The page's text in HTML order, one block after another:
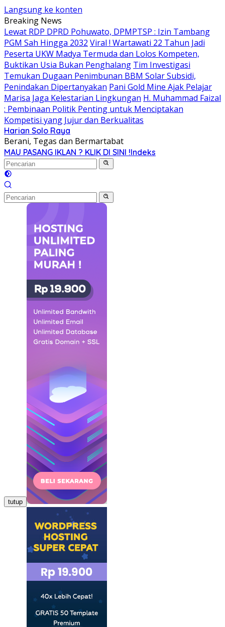
Langsung ke konten
Breaking News
Lewat RDP DPRD Pohuwato, DPMPTSP : Izin Tambang
PGM Sah Hingga 2032 Viral ! Wartawati 22 Tahun Jadi
Peserta UKW Madya Termuda dan Lolos Kompeten,
Buktikan Usia Bukan Penghalang Tim Investigasi
Temukan Dugaan Penimbunan BBM Solar Subsidi,
Penindakan Dipertanyakan Pani Gold Mine Ajak Pelajar
Marisa Jaga Kelestarian Lingkungan H. Muhammad Faizal
: Pembinaan Politik Penting untuk Menciptakan
Kompetisi yang Jujur dan Berkualitas
Harian Solo Raya
Berani, Tegas dan Bermartabat
MAU PASANG IKLAN ? KLIK DI SINI !Indeks
tutup